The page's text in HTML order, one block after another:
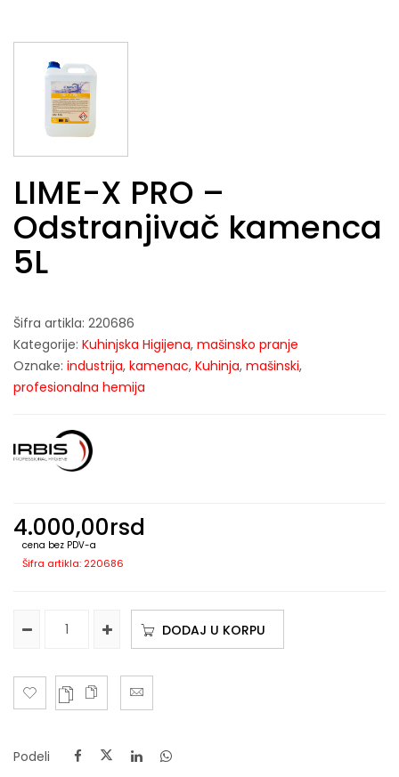
LIME-X PRO –
Odstranjivač kamenca
5L
Šifra artikla: 220686
Kategorije: Kuhinjska Higijena, mašinsko pranje
Oznake: industrija, kamenac, Kuhinja, mašinski,
profesionalna hemija
4.000,00rsd
cena bez PDV-a
Šifra artikla: 220686
DODAJ U KORPU
Podeli